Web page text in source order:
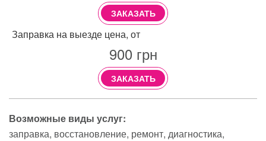
ЗАКАЗАТЬ
Заправка на выезде цена, от
900грн
ЗАКАЗАТЬ
Возможные виды услуг:
заправка восстановление ремонт диагностика